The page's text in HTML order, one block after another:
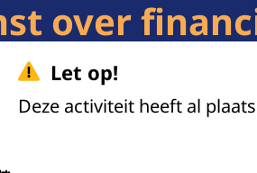
over
Let op!
Deze activiteit heeft al